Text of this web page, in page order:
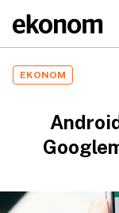
EKONOM